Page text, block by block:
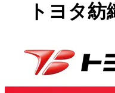
トヨタ